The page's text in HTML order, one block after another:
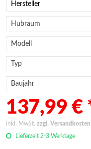
137,99 €
inkl. MwSt. zzgl. Versandkosten
Lieferzeit 2-3 Werktage